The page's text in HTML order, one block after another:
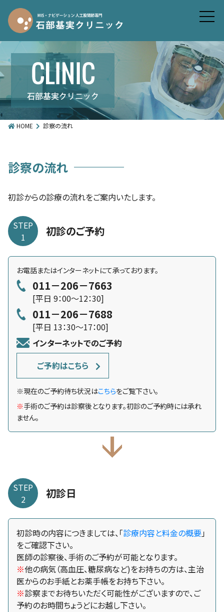
HOME 診察の流れ
診察の流れ
初診からの診療の流れをご案内いたします。
STEP
1
初診のご予約
お電話またはインターネットにて承っております。
011－206－7663
[平日 9：00～12：30]
011－206－7688
[平日 13：30～17：00]
インターネットでのご予約
ご予約はこちら
※現在のご予約待ち状況はこちらをご覧下さい。
※手術のご予約は診察後となります。初診のご予約時には承れ
ません。
STEP
2
初診日
初診時の内容につきましては、「診療内容と料金の概要」
をご確認下さい。
医師の診察後、手術のご予約が可能となります。
※他の病気（高血圧、糖尿病など)をお持ちの方は、主治
医からのお手紙とお薬手帳をお持ち下さい。
※診察までお待ちいただく可能性がございますので、ご
予約のお時間ちょうどにお越し下さい。